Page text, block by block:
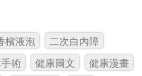
檳液泡
二次白內障
術 健康圖文
健康漫畫